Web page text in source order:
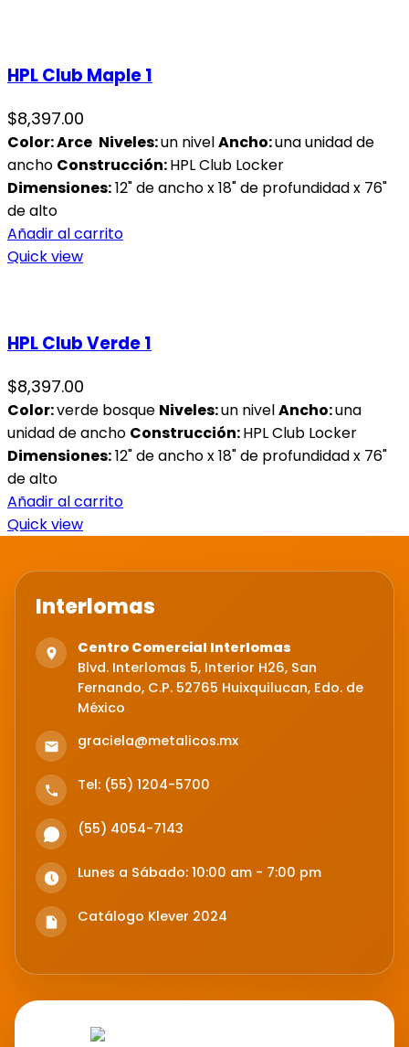
HPL Club Maple 1
$8,397.00
Color:Arce Niveles:un nivelAncho:una unidad de
ancho Construcción:HPL Club Locker
Dimensiones:12" de ancho x 18" de profundidad x 76"
de alto
Añadir al carrito
Quick view
HPL Club Verde 1
$8,397.00
Color:verde bosque Niveles:un nivelAncho:una
unidad de ancho Construcción:HPL Club Locker
Dimensiones:12" de ancho x 18" de profundidad x 76"
de alto
Añadir al carrito
Quick view
Interlomas
Centro Comercial Interlomas
Blvd. Interlomas 5, Interior H26, San
Fernando, C.P. 52765 Huixquilucan, Edo. de
México
graciela@metalicos.mx
Tel: (55) 1204-5700
(55) 4054-7143
Lunes a Sábado: 10:00 am - 7:00 pm
Catálogo Klever 2024